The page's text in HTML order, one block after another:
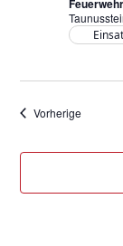
Vorherige